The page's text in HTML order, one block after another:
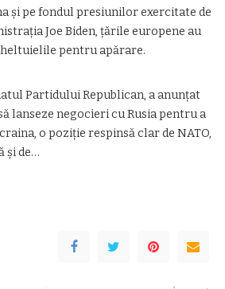
și pe fondul presiunilor exercitate de
Joe Biden, țările europene au
pentru apărare.
Partidului Republican, a anunțat
lanseze negocieri cu Rusia pentru a
o poziție respinsă clar de NATO,
și de…